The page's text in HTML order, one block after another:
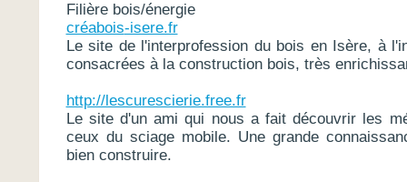
Filière bois/énergie
créabois-isere.fr
Le site de l'interprofession du bois en Isère, à
consacrées à la construction bois, très
http://lescurescierie.free.fr
Le site d'un ami qui nous a fait découvrir les
ceux du sciage mobile. Une grande
bien construire.